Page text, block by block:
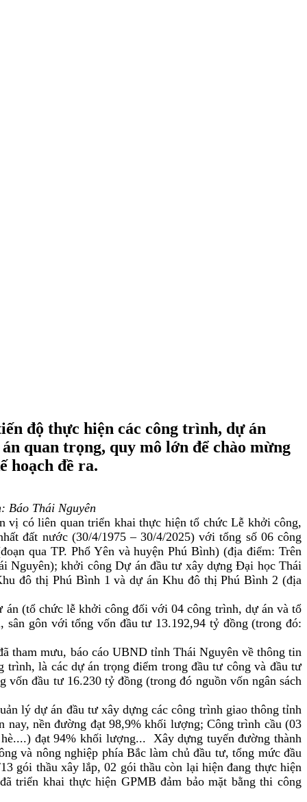
độ thực hiện các công trình, dự án
quan trọng, quy mô lớn để chào mừng
hoạch đề ra.
Báo Thái Nguyên
vị có liên quan triển khai thực hiện tổ chức Lễ khởi công,
đất nước (30/4/1975 – 30/4/2025) với tổng số 06 công
qua TP. Phổ Yên và huyện Phú Bình) (địa điểm: Trên
Nguyên); khởi công Dự án đầu tư xây dựng Đại học Thái
đô thị Phú Bình 1 và dự án Khu đô thị Phú Bình 2 (địa
án (tổ chức lễ khởi công đối với 04 công trình, dự án và tổ
gôn với tổng vốn đầu tư 13.192,94 tỷ đồng (trong đó:
tham mưu, báo cáo UBND tỉnh Thái Nguyên về thông tin
là các dự án trọng điểm trong đầu tư công và đầu tư
đầu tư 16.230 tỷ đồng (trong đó nguồn vốn ngân sách
lý dự án đầu tư xây dựng các công trình giao thông tỉnh
nền đường đạt 98,9% khối lượng; Công trình cầu (03
đạt 94% khối lượng... Xây dựng tuyến đường thành
và nông nghiệp phía Bắc làm chủ đầu tư, tổng mức đầu
gói thầu xây lắp, 02 gói thầu còn lại hiện đang thực hiện
triển khai thực hiện GPMB đảm bảo mặt bằng thi công